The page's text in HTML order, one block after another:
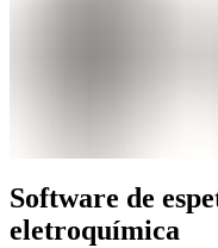
Software de
eletroquímica